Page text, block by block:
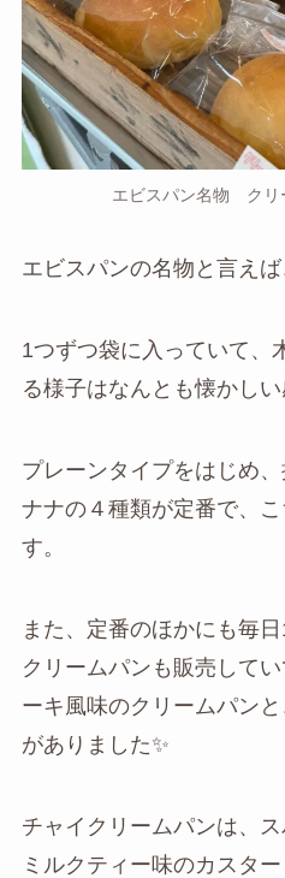
エビスパン名物 ク
エビスパンの名物と言えば
1つずつ袋に入っていて、
る様子はなんとも懐かし
プレーンタイプをはじめ
ナナの４種類が定番で、
す。
また、定番のほかにも毎
クリームパンも販売して
ーキ風味のクリームパン
がありました✨
チャイクリームパンは、
ミルクティー味のカスター